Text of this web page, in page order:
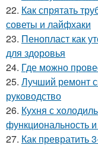
22. Как спрятать
советы и лайфхаки
23. Пенопласт как
для здоровья
24. Где можно
25. Лучший ремонт
руководство
26. Кухня с
функциональность
27. Как превратить